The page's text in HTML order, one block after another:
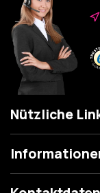
Nützliche